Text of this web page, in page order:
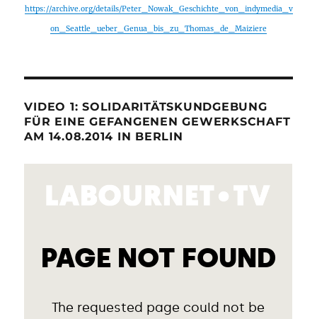
https://archive.org/details/Peter_Nowak_Geschichte_von_indymedia_v
on_Seattle_ueber_Genua_bis_zu_Thomas_de_Maiziere
VIDEO 1: SOLIDARITÄTSKUNDGEBUNG
FÜR EINE GEFANGENEN GEWERKSCHAFT
AM 14.08.2014 IN BERLIN